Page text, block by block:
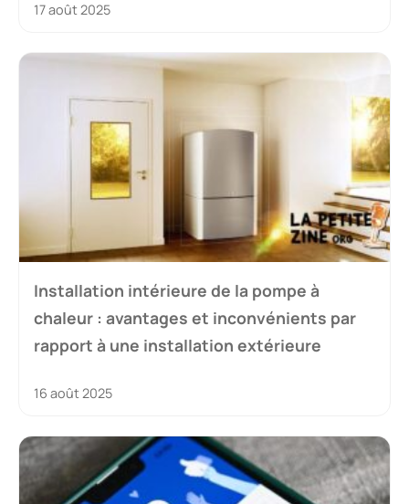
17 août 2025
Installation intérieure de la pompe à
chaleur : avantages et inconvénients par
rapport à une installation extérieure
16 août 2025